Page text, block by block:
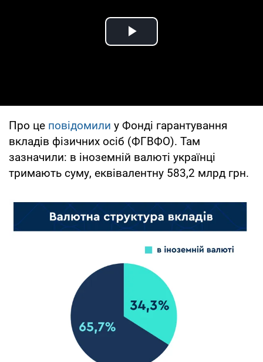
Play Video
Про це повідомили у Фонді гарантування
вкладів фізичних осіб (ФГВФО). Там
зазначили: в іноземній валюті українці
тримають суму, еквівалентну 583,2 млрд грн.